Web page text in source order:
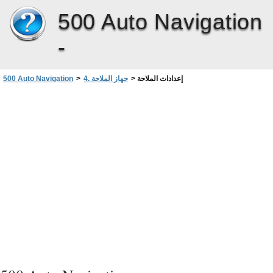
500 Auto Navigation
-
500 Auto Navigation > 4. جهاز الملاحة > إعدادات الملاحة